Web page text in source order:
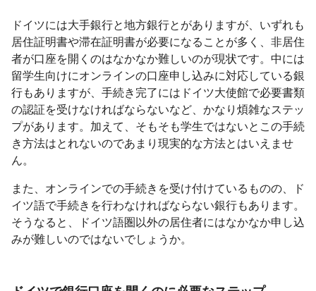
ドイツには大手銀行と地方銀行とがありますが、いずれも
居住証明書や滞在証明書が必要になることが多く、非居住
者が口座を開くのはなかなか難しいのが現状です。中には
留学生向けにオンラインの口座申し込みに対応している銀
行もありますが、手続き完了にはドイツ大使館で必要書類
の認証を受けなければならないなど、かなり煩雑なステッ
プがあります。加えて、そもそも学生ではないとこの手続
き方法はとれないのであまり現実的な方法とはいえませ
ん。
また、オンラインでの手続きを受け付けているものの、ド
イツ語で手続きを行わなければならない銀行もあります。
そうなると、ドイツ語圏以外の居住者にはなかなか申し込
みが難しいのではないでしょうか。